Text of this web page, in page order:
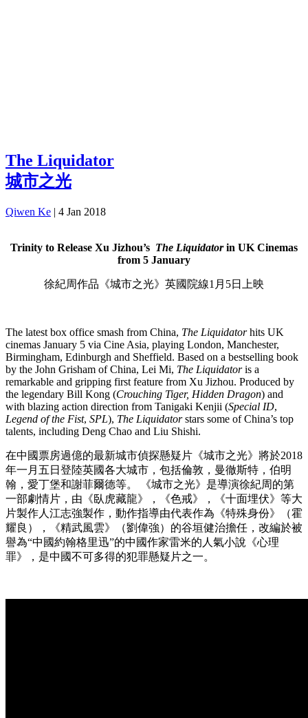
The Liquidator
城市之光
Qiwen Ke | 4 Jan 2018
Trinity to Release Xu Jizhou’s The Liquidatorin UK Cinemas
from 5 January
徐紀周作品《城市之光》英國院線1月5日上映
The latest box office smash from China, The Liquidatorhits UK
cinemas January 5 via Cine Asia, playing London, Manchester,
Birmingham, Edinburgh and Sheffield. Based on a bestselling book
by the John Grisham of China, Lei Mi, The Liquidatoris a
remarkable and gripping first feature from Xu Jizhou. Produced by
the legendary Bill Kong (Crouching Tiger, Hidden Dragon) and
with blazing action direction from Tanigaki Kenjii (Special ID,
Legend of the Fist, SPL), The Liquidatorstars some of China’s top
talents, including Deng Chao and Liu Shishi.
在中國票房過億的最新城市偵探懸疑片《城市之光》將於2018
年一月五日登陸英國各大城市，包括倫敦，曼徹斯特，伯明
翰，愛丁堡和謝菲爾德等。 《城市之光》是導演徐紀周的第
一部劇情片，由《臥虎藏龍》，《色戒》，《十面埋伏》等大
片製作人江志強製作，動作指導由代表作為《特殊身份》（霍
耀良），《精武風雲》（劉偉強）的谷垣健治擔任，改編於被
譽為“中國約翰格里迅”的中國作家雷米的人氣小說《心理
罪》，是中國不可多得的犯罪懸疑片之一。